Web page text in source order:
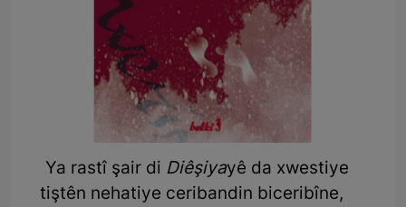
Ya rastî şair di Diêşiyayê da xwestiye
tiştên nehatiye ceribandin biceribîne,